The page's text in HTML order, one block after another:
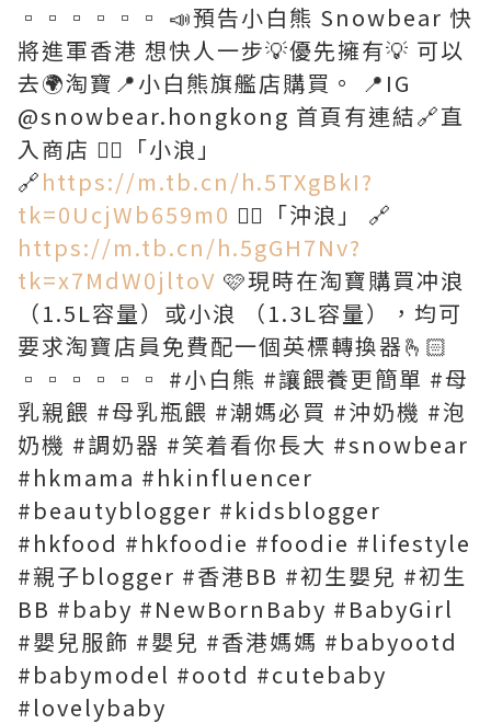
▫️▫️▫️▫️▫️▫️ 📣預告小白熊 Snowbear 快
將進軍香港 想快人一步💡優先擁有💡 可以
去🌍淘寶📍小白熊旗艦店購買。 📍IG
@snowbear.hongkong 首頁有連結🔗直
入商店 👉🏻「小浪」
🔗https://m.tb.cn/h.5TXgBkI?
tk=0UcjWb659m0 👉🏻「沖浪」 🔗
https://m.tb.cn/h.5gGH7Nv?
tk=x7MdW0jltoV 🩷現時在淘寶購買冲浪
（1.5L容量）或小浪 （1.3L容量），均可
要求淘寶店員免費配一個英標轉換器🫰🏻
▫️▫️▫️▫️▫️▫️ #小白熊 #讓餵養更簡單 #母
乳親餵 #母乳瓶餵 #潮媽必買 #沖奶機 #泡
奶機 #調奶器 #笑着看你長大 #snowbear
#hkmama #hkinfluencer
#beautyblogger #kidsblogger
#hkfood #hkfoodie #foodie #lifestyle
#親子blogger #香港BB #初生嬰兒 #初生
BB #baby #NewBornBaby #BabyGirl
#嬰兒服飾 #嬰兒 #香港媽媽 #babyootd
#babymodel #ootd #cutebaby
#lovelybaby